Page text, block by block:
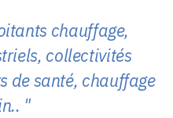
chauffage,
collectivités
de santé, chauffage